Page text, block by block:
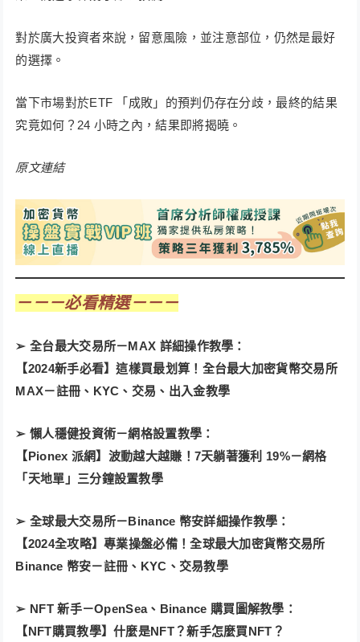
對於廣大投資者來說，留意風險，並注意部位，仍然是最好
的選擇。
當下市場對於ETF 「成敗」的預判仍存在分歧，最終的結果
究竟如何？24 小時之內，結果即將揭曉。
原文連結
－－－必看精選－－－
➢ 全台最大交易所－MAX 詳細操作教學：
【2024新手必看】這樣買最划算！全台最大加密貨幣交易所
MAX－註冊、KYC、交易、出入金教學
➢ 懶人穩健投資術－網格設置教學：
【Pionex 派網】波動越大越賺！7天躺著獲利 19%－網格
「天地單」三分鐘設置教學
➢ 全球最大交易所－Binance 幣安詳細操作教學：
【2024全攻略】專業操盤必備！全球最大加密貨幣交易所
Binance 幣安－註冊、KYC、交易教學
➢ NFT 新手－OpenSea、Binance 購買圖解教學：
【NFT購買教學】什麼是NFT？新手怎麼買NFT？